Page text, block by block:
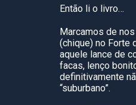
Então li o livro…
Marcamos de
(chique) no Forte
aquele lance de
facas, lenço
definitivamente
“suburbano”.